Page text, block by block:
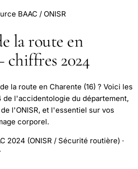
BAAC / ONISR
la route en
2024
la route en Charente (16) ? Voici les
l'accidentologie du département,
l'ONISR, et l'essentiel sur vos
corporel.
2024 (ONISR / Sécurité routière) ·